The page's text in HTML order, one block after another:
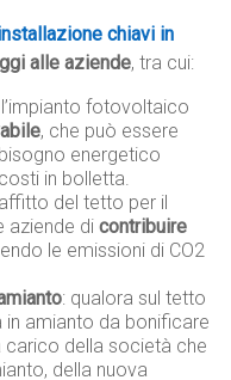
chiavi in
alle aziende, tra cui:
l’impianto fotovoltaico
, che può essere
energetico
in bolletta.
del tetto per il
aziende dicontribuire
le emissioni di CO2
: qualora sul tetto
amianto da bonificare
carico della società che
della nuova